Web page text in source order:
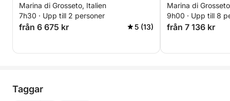
Formiche. Fyra gäster.
Marina di Grosseto, Italien
7h30 · Upp till 2 personer
från 6 675 kr 5 (13)
hjärtat av den
skärgården.
Marina di
9h00 · Upp till 8
från 7 136 kr
Taggar